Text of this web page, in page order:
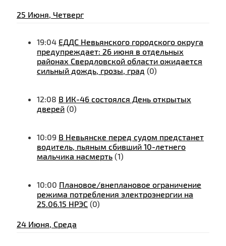
25 Июня, Четверг
19:04 ЕДДС Невьянского городского округа
предупреждает: 26 июня в отдельных
районах Свердловской области ожидается
сильный дождь, грозы, град (0)
12:08 В ИК-46 состоялся День открытых
дверей (0)
10:09 В Невьянске перед судом предстанет
водитель, пьяным сбивший 10-летнего
мальчика насмерть (1)
10:00 Плановое/внеплановое ограничение
режима потребления электроэнергии на
25.06.15 НРЭС (0)
24 Июня, Среда